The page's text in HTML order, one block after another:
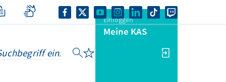
Einloggen
Meine KAS